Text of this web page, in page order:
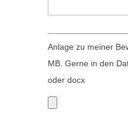
l
e
.
F
e
l
l
Anlage zu meiner
MB. Gerne in den
oder docx